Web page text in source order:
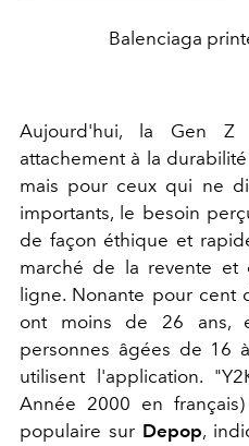
Balenciaga
Aujourd'hui, la Gen
attachement à la
mais pour ceux qui ne
importants, le besoin
de façon éthique et
marché de la revente
ligne. Nonante pour cent
ont moins de 26 ans,
personnes âgées de 16
utilisent l'application.
Année 2000 en
populaire sur Depop,